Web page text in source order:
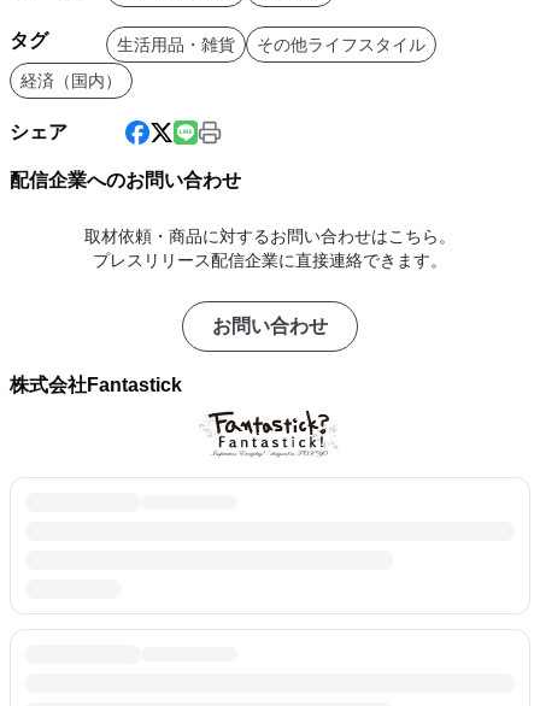
タグ 生活用品・雑貨
その他ライフスタイル
経済（国内）
シェア
配信企業へのお問い合わせ
取材依頼・商品に対するお問い合わせはこちら。
プレスリリース配信企業に直接連絡できます。
お問い合わせ
株式会社Fantastick